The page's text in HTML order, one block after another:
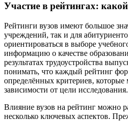
Участие в рейтингах:
Рейтинги вузов имеют большое
учреждений, так и для
ориентироваться в выборе
информацию о качестве
результатах трудоустройства
понимать, что каждый рейтинг
определённых критериев, которые
зависимости от цели исследования.
Влияние вузов на рейтинг можно
несколько ключевых аспектов.